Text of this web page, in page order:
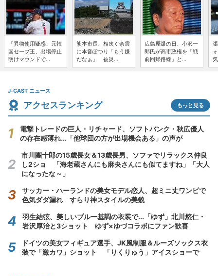
「異物使用疑惑」元韓
国セーブ王、出場停止
明けマウンドで...
熊本市長、相次ぐ余震
に本音ぽつり「もう嫌
だなぁ」 被災...
広島原爆の日、小沢一
郎氏が高市政権を「戦
前回帰路線」と...
J-CAST ニュース
アクセスランキング もっと見る
電撃トレードの巨人・リチャード、ソフトバンク・秋広優人
の存在感薄れ...「他球団の方が出場機会ある」の声が
市川團十郎の15歳長女＆13歳長男、ソファでリラックス仲良
し2ショ 「海老蔵さんにも麻央さんにも似てますね」「大人
になったな～」
サッカー・ハーランドの美女モデル恋人、超ミニ丈ワンピで
色気ダダ漏れ すらり神スタイルの美貌
羽生結弦、美しいブルー基調の衣装で...「ゆず」北川悠仁・
岩沢厚治と3ショット ゆず×ゆづコラボにファン歓喜
ドイツの美女フィギュア選手、JK風制服＆ルーズソックス衣
装で「激カワ」ショット 「りくりゅう」アイスショーで